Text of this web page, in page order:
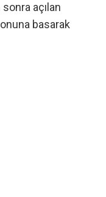
açılan
basarak